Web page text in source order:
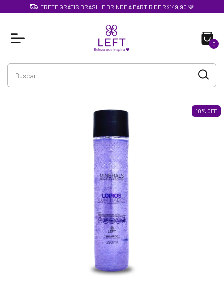
FRETE GRÁTIS BRASIL E BRINDE A PARTIR DE R$149,90 💜
0
10% OFF